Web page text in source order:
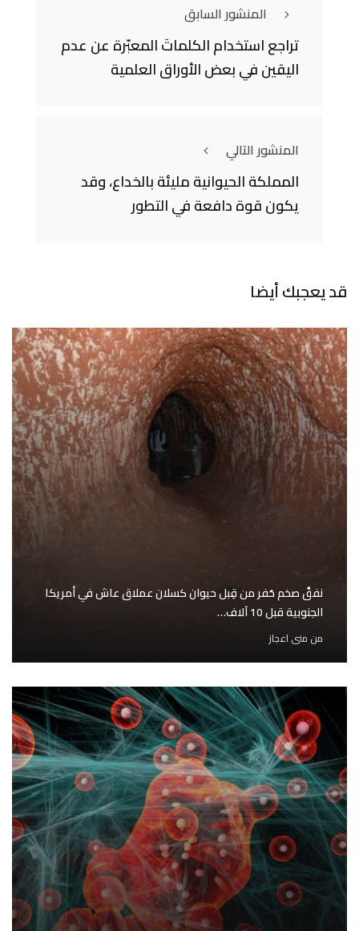
المنشور السابق
تراجع استخدام الكلماتَ المعبّرة عن عدم
اليقين في بعض الأوراق العلمية
المنشور التالي
المملكة الحيوانية مليئة بالخداع، وقد
يكون قوة دافعة في التطور
قد يعجبك أيضا
نفقٌ صخم حُفر من قِبل حيوان كسلان عملاق عاش في أمريكا
الجنوبية قبل 10 آلاف…
من منى اعجاز